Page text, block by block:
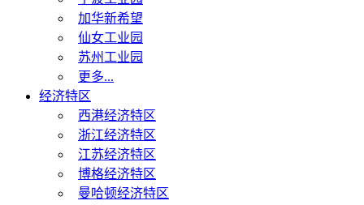
加华新希望
仙女工业园
苏州工业园
更多...
经济特区
西港经济特区
浙江经济特区
江苏经济特区
博格经济特区
曼哈顿经济特区